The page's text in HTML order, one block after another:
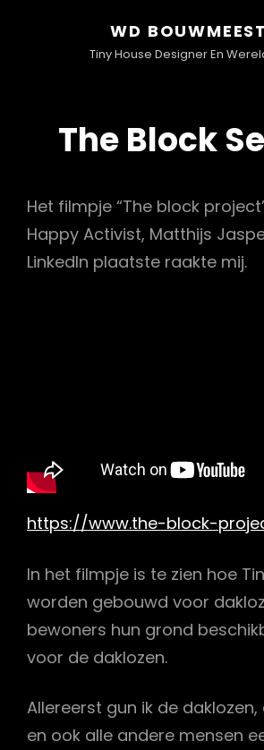
WD
Tiny House Designer En
The Block
Het filmpje “The block
Happy Activist, Matthijs
LinkedIn plaatste raakte mij.
https://www.the-block-
In het filmpje is te zien hoe
worden gebouwd voor
bewoners hun grond
voor de daklozen.
Allereerst gun ik de daklozen,
en ook alle andere mensen